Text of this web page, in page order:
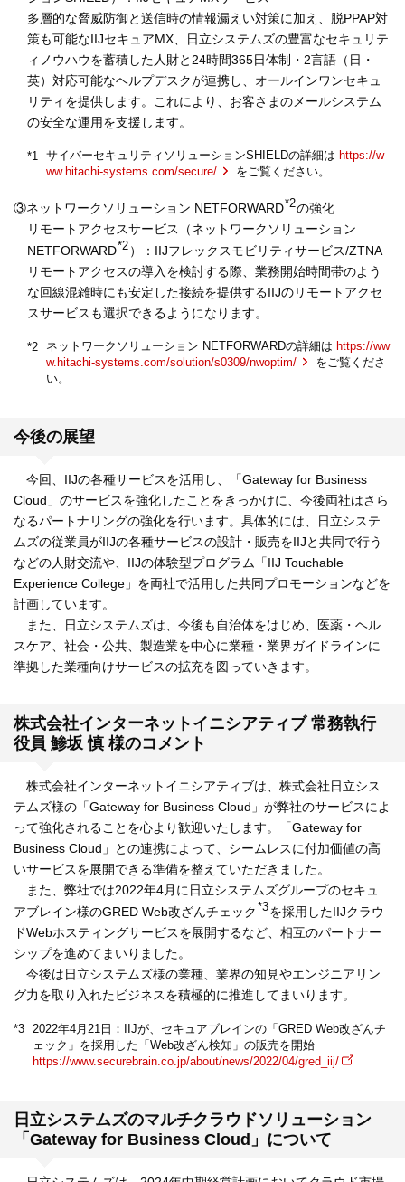
多層的な脅威防御と送信時の情報漏えい対策に加え、脱PPAP対
策も可能なIIJセキュアMX、日立システムズの豊富なセキュリテ
ィノウハウを蓄積した人財と24時間365日体制・2言語（日・
英）対応可能なヘルプデスクが連携し、オールインワンセキュ
リティを提供します。これにより、お客さまのメールシステム
の安全な運用を支援します。
*1 サイバーセキュリティソリューションSHIELDの詳細は https://w
ww.hitachi-systems.com/secure/
をご覧ください。
③ネットワークソリューション NETFORWARD*2の強化
リモートアクセスサービス（ネットワークソリューション
NETFORWARD*2 ）：IIJフレックスモビリティサービス/ZTNA
リモートアクセスの導入を検討する際、業務開始時間帯のよう
な回線混雑時にも安定した接続を提供するIIJのリモートアクセ
スサービスも選択できるようになります。
*2 ネットワークソリューション NETFORWARDの詳細は https://ww
w.hitachi-systems.com/solution/s0309/nwoptim/
をご覧くださ
い。
今後の展望
今回、IIJの各種サービスを活用し、「Gateway for Business
Cloud」のサービスを強化したことをきっかけに、今後両社はさら
なるパートナリングの強化を行います。具体的には、日立システ
ムズの従業員がIIJの各種サービスの設計・販売をIIJと共同で行う
などの人財交流や、IIJの体験型プログラム「IIJ Touchable
Experience College」を両社で活用した共同プロモーションなどを
計画しています。
また、日立システムズは、今後も自治体をはじめ、医薬・ヘル
スケア、社会・公共、製造業を中心に業種・業界ガイドラインに
準拠した業種向けサービスの拡充を図っていきます。
株式会社インターネットイニシアティブ 常務執行
役員 鯵坂 慎 様のコメント
株式会社インターネットイニシアティブは、株式会社日立シス
テムズ様の「Gateway for Business Cloud」が弊社のサービスによ
って強化されることを心より歓迎いたします。「Gateway for
Business Cloud」との連携によって、シームレスに付加価値の高
いサービスを展開できる準備を整えていただきました。
また、弊社では2022年4月に日立システムズグループのセキュ
アブレイン様のGRED Web改ざんチェック *3を採用したIIJクラウ
ドWebホスティングサービスを展開するなど、相互のパートナー
シップを進めてまいりました。
今後は日立システムズ様の業種、業界の知見やエンジニアリン
グ力を取り入れたビジネスを積極的に推進してまいります。
*3
2022年4月21日：IIJが、セキュアブレインの「GRED Web改ざんチ
ェック」を採用した「Web改ざん検知」の販売を開始
https://www.securebrain.co.jp/about/news/2022/04/gred_iij/
日立システムズのマルチクラウドソリューション
「Gateway for Business Cloud」について